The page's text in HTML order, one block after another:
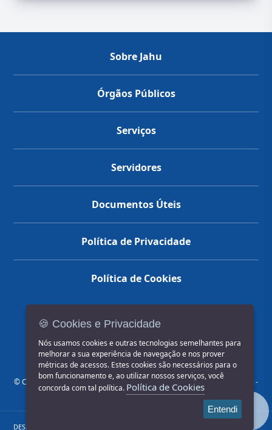
Sobre Jahu
Órgãos Públicos
Serviços
Servidores
Documentos Úteis
Política de Privacidade
Política de Cookies
© COPYRIGHT 2026, Prefeitura Municipal de Jahu | Rua Paissandu, 444 -
Centro CEP: 17201-900
DESENVOLVIDO POR
🍪 Cookies e Privacidade
Nós usamos cookies e outras tecnologias semelhantes para
melhorar a sua experiência de navegação e nos prover
métricas de acessos. Estes cookies são necessários para o
bom funcionamento e, ao utilizar nossos serviços, você
concorda com tal política. Política de Cookies
Entendi